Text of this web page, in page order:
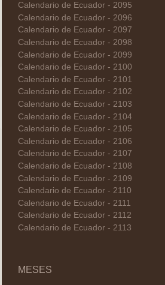
Calendario de Ecuador - 2095
Calendario de Ecuador - 2096
Calendario de Ecuador - 2097
Calendario de Ecuador - 2098
Calendario de Ecuador - 2099
Calendario de Ecuador - 2100
Calendario de Ecuador - 2101
Calendario de Ecuador - 2102
Calendario de Ecuador - 2103
Calendario de Ecuador - 2104
Calendario de Ecuador - 2105
Calendario de Ecuador - 2106
Calendario de Ecuador - 2107
Calendario de Ecuador - 2108
Calendario de Ecuador - 2109
Calendario de Ecuador - 2110
Calendario de Ecuador - 2111
Calendario de Ecuador - 2112
Calendario de Ecuador - 2113
MESES